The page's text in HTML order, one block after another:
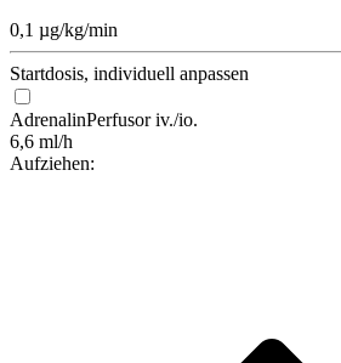
0,1 µg/kg/min
Startdosis, individuell anpassen
AdrenalinPerfusor iv./io.
6,6 ml/h
Aufziehen: